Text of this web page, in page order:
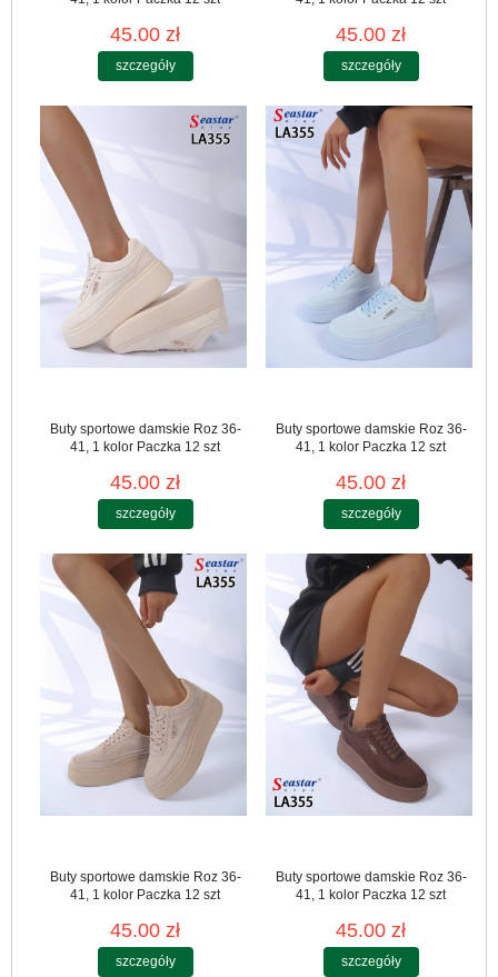
45.00 zł
szczegóły
45.00 zł
szczegóły
Buty sportowe damskie Roz 36-
41, 1 kolor Paczka 12 szt
45.00 zł
szczegóły
Buty sportowe damskie Roz 36-
41, 1 kolor Paczka 12 szt
45.00 zł
szczegóły
Buty sportowe damskie Roz 36-
41, 1 kolor Paczka 12 szt
45.00 zł
szczegóły
Buty sportowe damskie Roz 36-
41, 1 kolor Paczka 12 szt
45.00 zł
szczegóły